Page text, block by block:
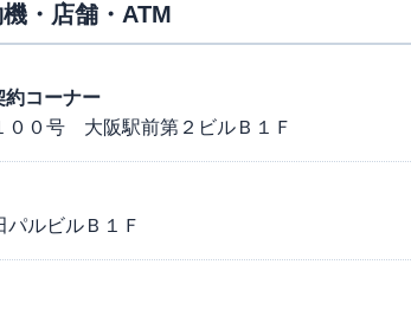
・店舗・ATM
約コーナー
００号 大阪駅前第２ビルＢ１Ｆ
ルビルＢ１Ｆ